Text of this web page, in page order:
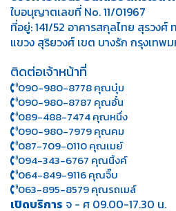
ใบอนุญาตเลขที่ No. 11/01967
ที่อยู่: 141/52 อาคารสกุลไทย สุรวงศ์
แขวง สุริยวงศ์ เขต บางรัก กรุงเทพ
ติดต่อเจ้าหน้าที่
090-980-8778 คุณบุ๋ม
090-980-8787 คุณอั๋น
089-488-7474 คุณหนึ่ง
090-980-7979 คุณคม
087-709-0110 คุณเมย์
094-343-6767 คุณนิ้งค์
064-849-9116 คุณจิ๊บ
063-895-8 579คุณรถเมล์
เปิดบริการ จ - ศ 09.00-17.30 น.